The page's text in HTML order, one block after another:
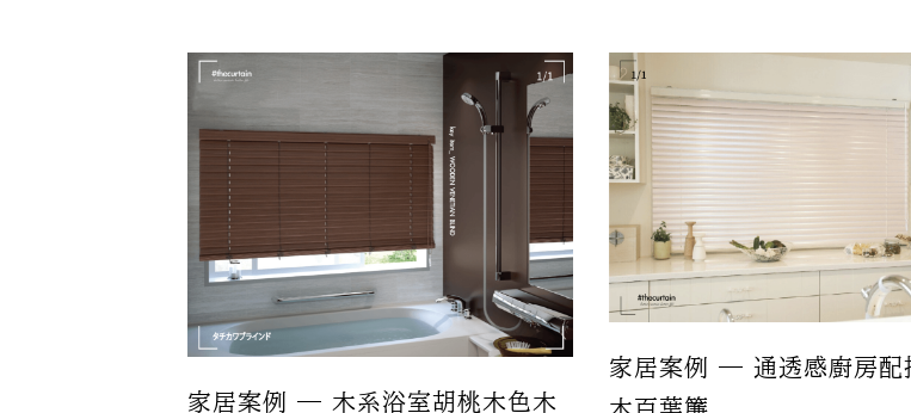
家居案例 — 木系浴室胡桃木色木
家居案例 — 通透感廚房配
木百葉簾